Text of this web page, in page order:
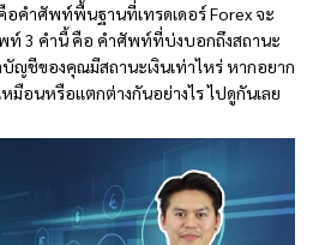
อคำศัพท์พื้นฐานที่เทรดเดอร์ Forex จะ
พท์ 3 คำนี้ คือ คำศัพท์ที่บ่งบอกถึงสถานะ
ญชีของคุณมีสถานะเงินเท่าไหร่ หากอยาก
มือนหรือแตกต่างกันอย่างไร ไปดูกันเลย